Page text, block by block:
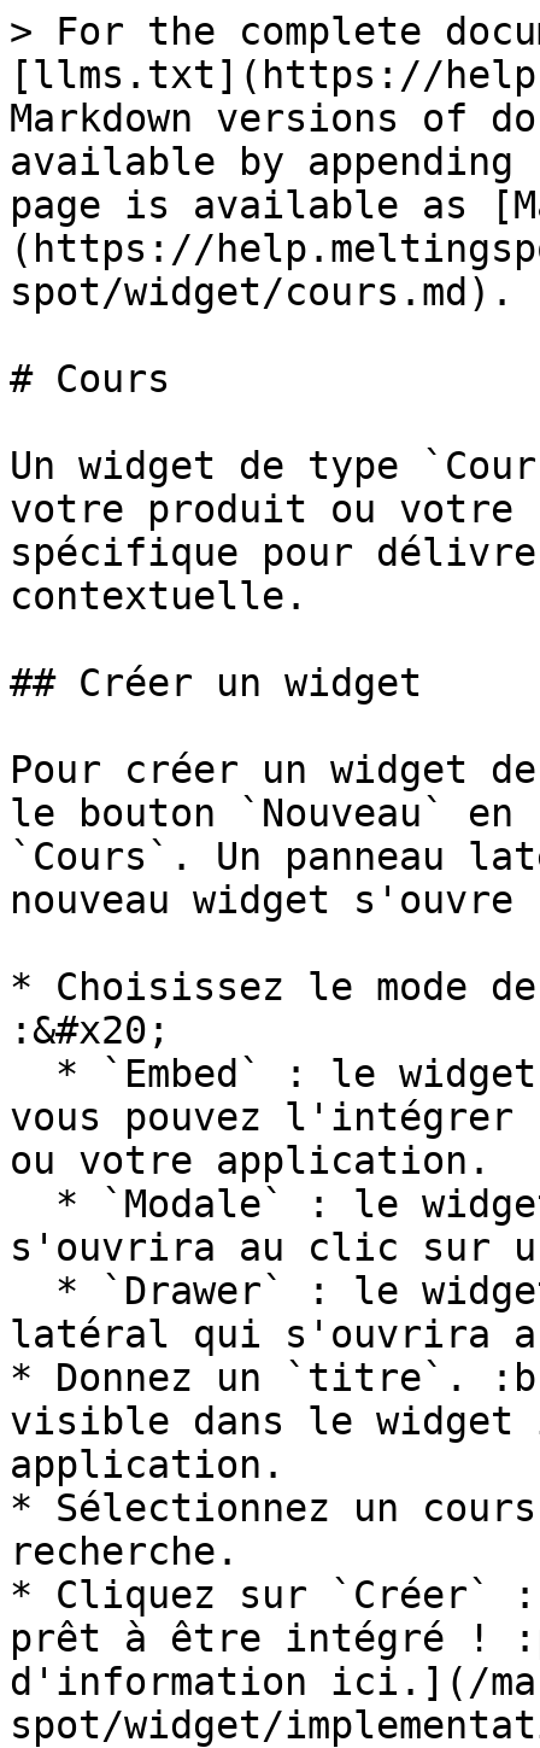
> For the complete
[llms.txt](https://
Markdown versions of
available by
page is available as
(https://
spot/widget/cours.md).
# Cours
Un widget de type
votre produit ou
spécifique pour
contextuelle.
## Créer un widget
Pour créer un widget
le bouton `Nouveau`
`Cours`. Un panneau
nouveau widget s'ouvre
* Choisissez le mode
:&#x20;
vous pouvez
ou votre application.
s'ouvrira au clic sur
latéral qui s'ouvrira
* Donnez un `titre`.
visible dans le widget
application.
* Sélectionnez un
recherche.
* Cliquez sur `Créer`
prêt à être intégré !
d'information ici.](/
spot/widget/